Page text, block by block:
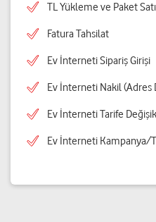
TL Yükleme ve Paket
Fatura Tahsilat
Ev İnterneti Sipariş Girişi
Ev İnterneti Nakil (Adres
Ev İnterneti Tarife
Ev İnterneti Kampanya/